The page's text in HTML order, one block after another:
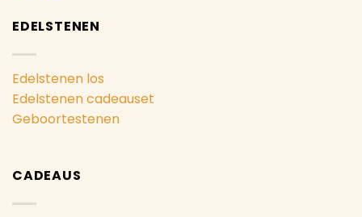
EDELSTENEN
Edelstenen los
Edelstenen cadeauset
Geboortestenen
CADEAUS